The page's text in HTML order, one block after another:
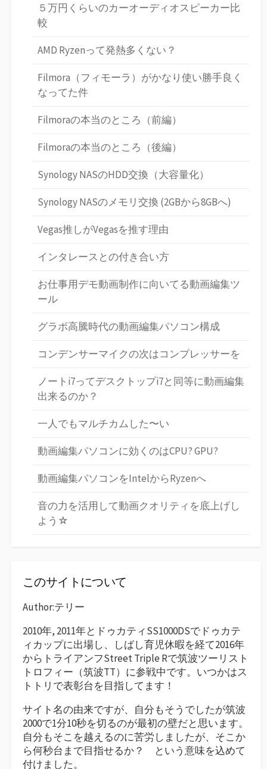
５万円くらいのカーオーディオスピーカー比
較
AMD Ryzenって発熱多くない？
Filmora（フィモーラ）がかなり使い勝手良く
なってた件
Filmoraの本当のところ（前編）
Filmoraの本当のところ（後編）
Synology NASのHDD交換（大容量化）
Synology NASのメモリ交換 (2GBから8GBへ)
Vegas推しがVegasを推す理由
インタレースとの付き合い方
お仕事用デモ動画制作に向いてる動画編集ツ
ール
グラボ高騰時代の動画編集パソコン構成
コンデンサーマイクの次はコンプレッサーを
ノートi7ってデスクトップi7と同等に動画編集
出来るのか？
一人でもマルチカムした〜い
動画編集パソコンに効くのはCPU? GPU?
動画編集パソコンをIntelからRyzenへ
音の力を活用して動画クオリティを底上げし
よう☆
このサイトについて
Author:テリー
2010年, 2011年とドゥカティSS1000DSでドゥカテ
ィカップに出場し、しばし育児休暇を経て2016年
からトライアンフStreet Triple Rで筑波ツーリスト
トロフィー（筑波TT）に参戦中です。いつかはス
トトリで表彰台を目指してます！
サイト名の由来ですが、自分もそうでしたが筑波
2000で1分10秒を切るのが最初の壁だと思います。
自分もそこを越えるのに苦労しましたが、そこか
ら何秒台まで目指せるか？ という意味を込めて
付けました。